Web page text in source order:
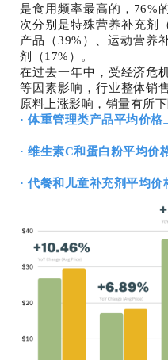
是食用频率最高的，76%
次分别是特殊营养补充剂
产品（39%）、运动营养
剂（17%）。
在过去一年中，受经济危
等因素影响，行业整体销
原料上涨影响，销量有所下
· 体重管理类产品平均价格
· 维生素C和蛋白粉平均价
· 代餐和儿童补充剂平均价